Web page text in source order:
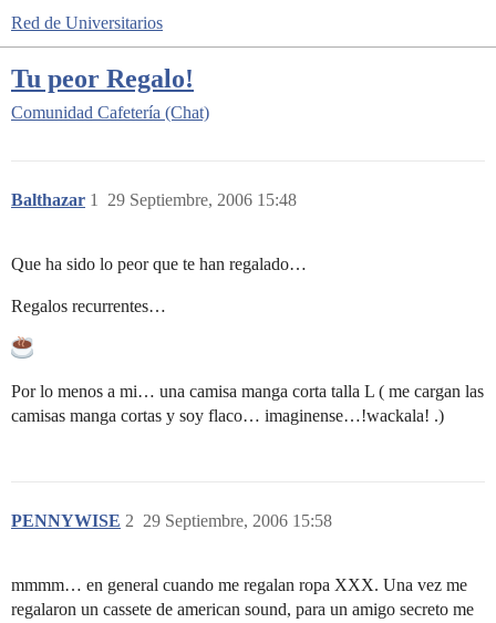
Red de Universitarios
Tu peor Regalo!
Comunidad Cafetería (Chat)
Balthazar 29 Septiembre, 2006 15:48
1
Que ha sido lo peor que te han regalado…
Regalos recurrentes…
Por lo menos a mi… una camisa manga corta talla L ( me cargan las
camisas manga cortas y soy flaco… imaginense…!wackala! .)
PENNYWISE 29 Septiembre, 2006 15:58
2
mmmm… en general cuando me regalan ropa XXX. Una vez me
regalaron un cassete de american sound, para un amigo secreto me